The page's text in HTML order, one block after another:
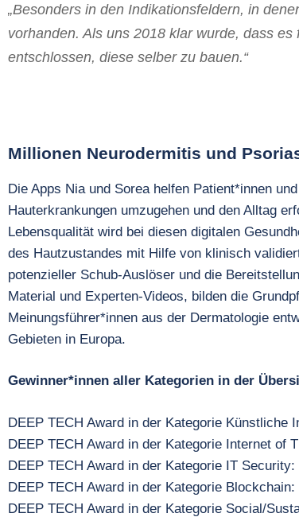
„Besonders in den Indikationsfeldern, in
vorhanden. Als uns 2018 klar wurde, dass
entschlossen, diese selber zu bauen.“
Millionen Neurodermitis und
Die Apps Nia und Sorea helfen Patient*innen
Hauterkrankungen umzugehen und den Alltag
Lebensqualität wird bei diesen digitalen
des Hautzustandes mit Hilfe von klinisch
potenzieller Schub-Auslöser und die
Material und Experten-Videos, bilden die
Meinungsführer*innen aus der Dermatologie
Gebieten in Europa.
Gewinner*innen aller Kategorien in der
DEEP TECH Award in der Kategorie Künstliche
DEEP TECH Award in der Kategorie Internet of
DEEP TECH Award in der Kategorie IT Security:
DEEP TECH Award in der Kategorie Blockchain:
DEEP TECH Award in der Kategorie Social/